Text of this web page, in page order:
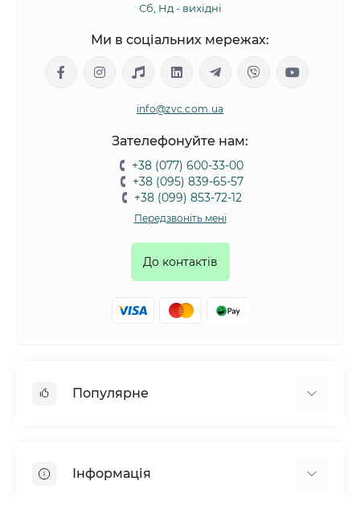
Сб, Нд - вихідні
Ми в соціальних мережах:
info@zvc.com.ua
Зателефонуйте нам:
+38 (077) 600-33-00
+38 (095) 839-65-57
+38 (099) 853-72-12
Передзвоніть мені
До контактів
Популярне
Птахи
Інформація